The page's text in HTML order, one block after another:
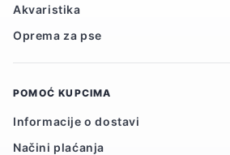
Akvaristika
Oprema za pse
POMOĆ KUPCIMA
Informacije o dostavi
Načini plaćanja